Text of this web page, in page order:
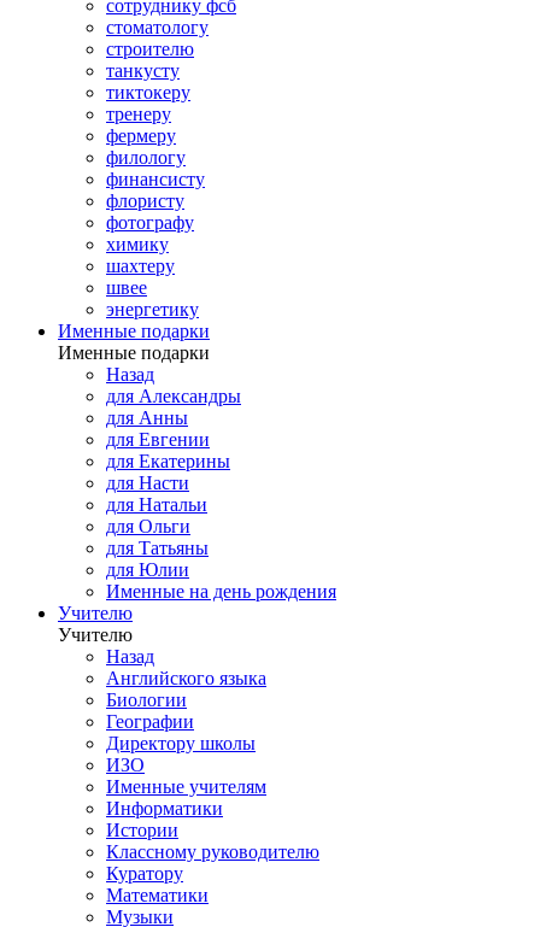
сотруднику фсб
стоматологу
строителю
танкусту
тиктокеру
тренеру
фермеру
филологу
финансисту
флористу
фотографу
химику
шахтеру
швее
энергетику
Именные подарки
Именные подарки
Назад
для Александры
для Анны
для Евгении
для Екатерины
для Насти
для Натальи
для Ольги
для Татьяны
для Юлии
Именные на день рождения
Учителю
Учителю
Назад
Английского языка
Биологии
Географии
Директору школы
ИЗО
Именные учителям
Информатики
Истории
Классному руководителю
Куратору
Математики
Музыки